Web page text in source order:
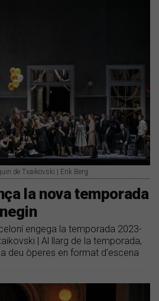
de Txaikovski | Erik Berg
la nova temporada
engega la temporada 2023-
| Al llarg de la temporada,
deu òperes en format d'escena